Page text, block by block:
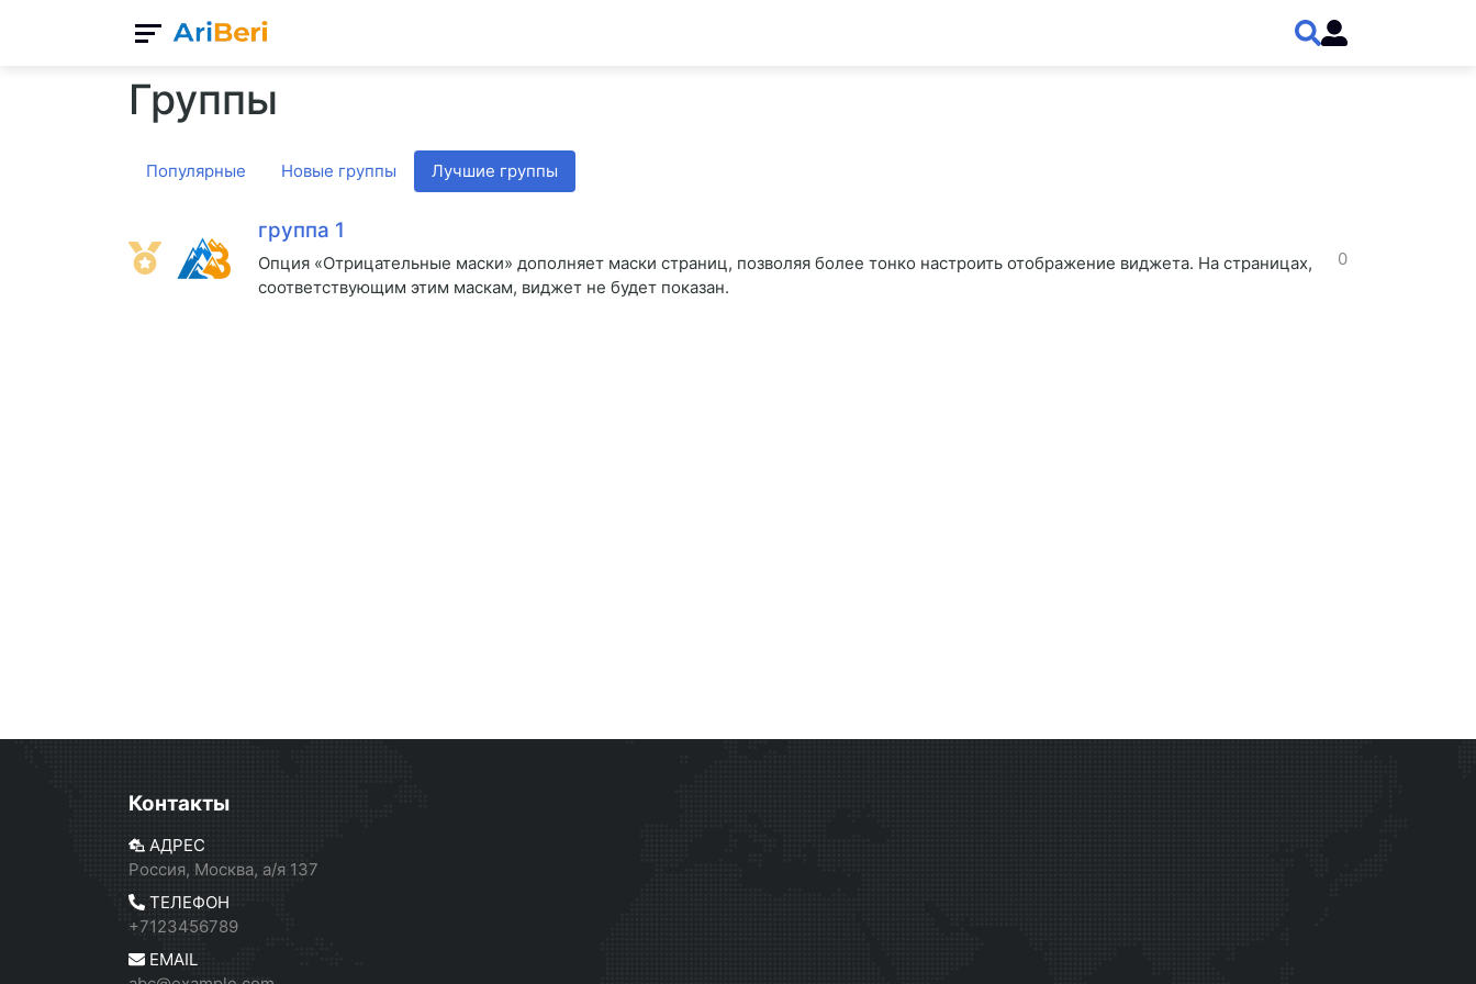
Группы
Популярные Новые группы Лучшие группы
группа 1
Опция «Отрицательные маски» дополняет маски страниц, позволяя более тонко настроить отображение виджета. На страницах,
соответствующим этим маскам, виджет не будет показан.
0
Контакты
АДРЕС
Россия, Москва, а/я 137
ТЕЛЕФОН
+7123456789
EMAIL